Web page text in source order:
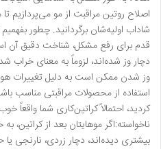
اصلاح روتین مراقبت از مو می‌پردازیم
شاداب اولیه‌شان برگردانید. چطور
قدم برای رفع مشکل، شناخت دقیق آن
دچار وز شده‌اند، لزوماً به معنای
وز شدن ممکن است به دلیل تغییرات
استفاده از محصولات مراقبتی مناسب
کردید، احتمالاً کراتین‌کاری شما
ناخواسته:اگر موهایتان بعد از
بیشتری دیده‌اند، دچار زردی،